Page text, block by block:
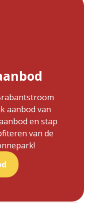
aanbod van
en stap
van de